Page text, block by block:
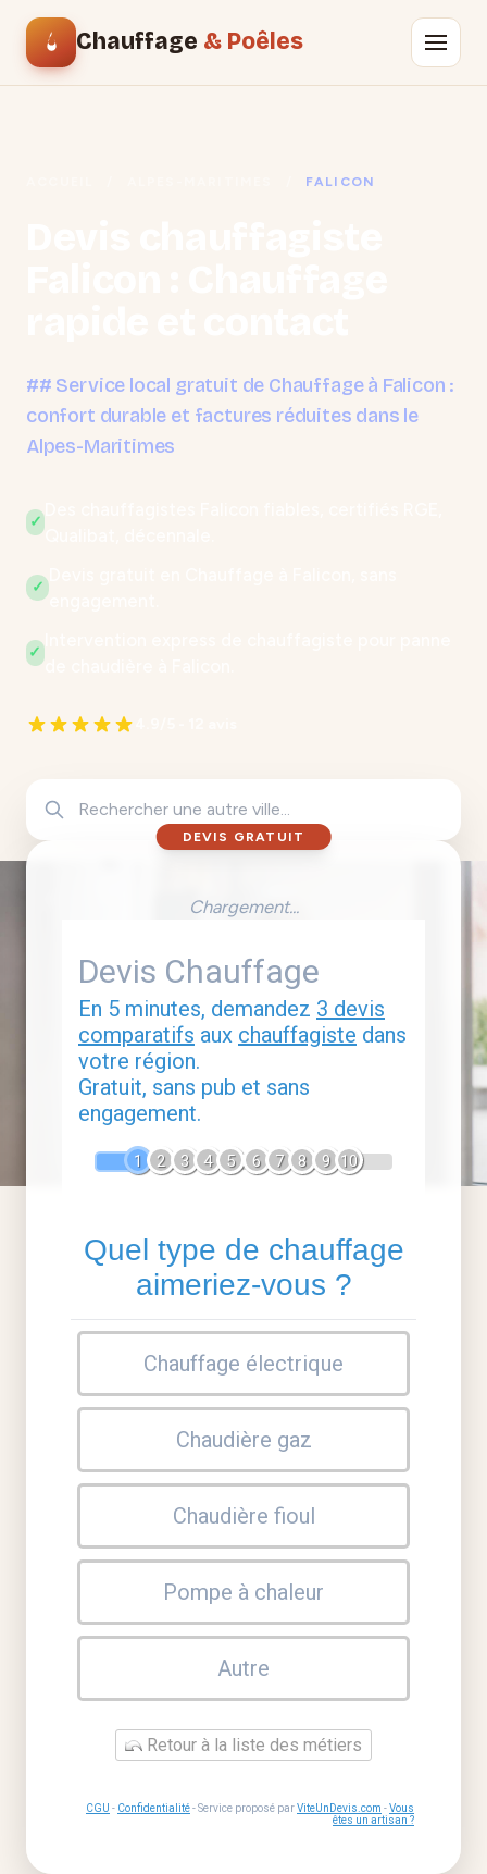
Chauffage & Poêles
FALICON
## Service local gratuit de Chauffage à Falicon :
confort durable et factures réduites dans le
Alpes-Maritimes
✓
✓
✓
de chaudière à Falicon.
DEVIS GRATUIT
Chargement...
Devis Chauffage
En 5 minutes, demandez 3 devis
comparatifs aux chauffagiste dans
votre région.
Gratuit, sans pub et sans
engagement.
1 2 3 4 5 6 7 8 9 10
Quel type de chauffage
aimeriez-vous ?
Chauffage électrique
Chaudière gaz
Chaudière fioul
Pompe à chaleur
Autre
Retour à la liste des métiers
CGU - Confidentialité- Service proposé parViteUnDevis.com -Vous
êtes un artisan ?